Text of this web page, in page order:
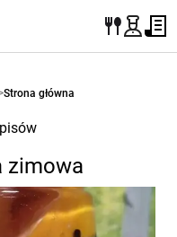
Strona główna
zimowa